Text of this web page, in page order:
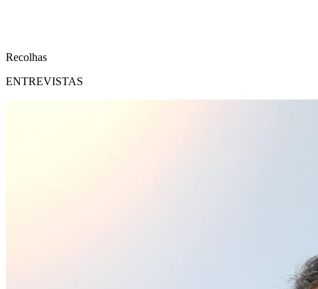
Recolhas
ENTREVISTAS